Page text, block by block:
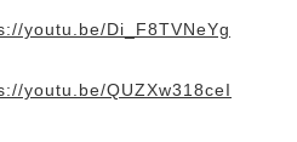
youtu.be/Di_F8TVNeYg
youtu.be/QUZXw318ceI